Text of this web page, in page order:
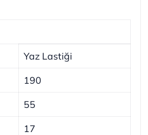
Yaz Lastiği
190
55
17